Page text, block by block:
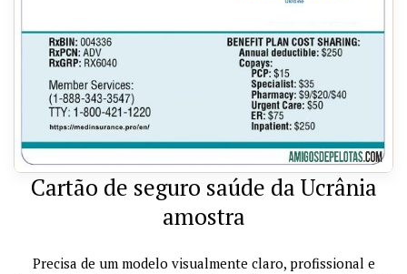
Cartão de seguro saúde da Ucrânia
amostra
Precisa de um modelo visualmente claro, profissional e